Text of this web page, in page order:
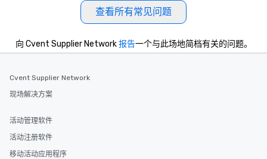
查看所有常见问题
向 Cvent Supplier Network报告一个与此场地简档有关的问题。
Cvent Supplier Network
现场解决方案
活动管理软件
活动注册软件
移动活动应用程序